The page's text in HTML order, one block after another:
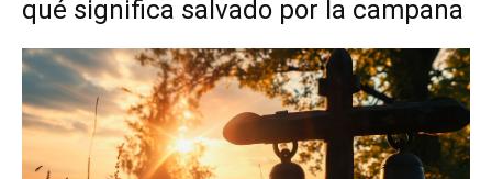
qué significa salvado por la campana